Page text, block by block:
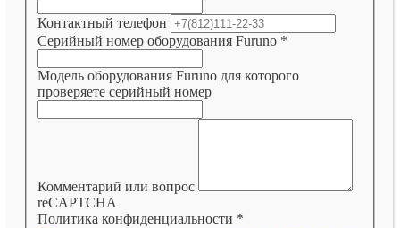
Контактный телефон
Серийный номер оборудования Furuno *
Модель оборудования Furuno для которого
проверяете серийный номер
Комментарий или вопрос
reCAPTCHA
Политика конфиденциальности *